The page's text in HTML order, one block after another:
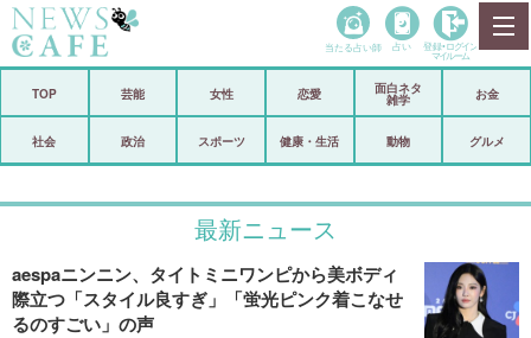
政治
スポーツ
恋愛 ビックリ
コメントポスト
当たる占い師 占い 登録• ログイン
マイルーム
TOP 芸能 女性 恋愛
面白ネタ
雑学
お金
社会 政治 スポーツ 健康・生活 動物 グルメ
最新ニュース
aespaニンニン、タイトミニワンピから美ボディ
際立つ「スタイル良すぎ」「蛍光ピンク着こなせ
るのすごい」の声